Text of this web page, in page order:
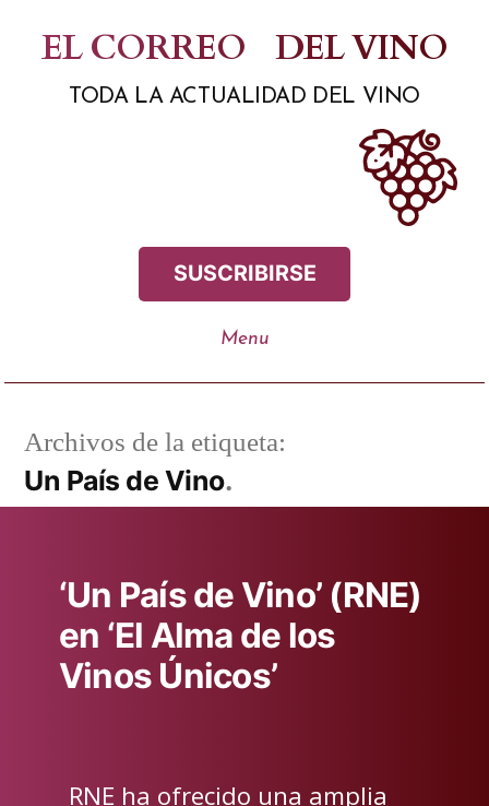
contenido
EL CORREO DEL VINO
TODA LA ACTUALIDAD DEL VINO
SUSCRIBIRSE
Archivos de la etiqueta:
Un País de Vino
‘Un País de Vino’ (RNE)
en ‘El Alma de los
Vinos Únicos’
RNE ha ofrecido una amplia